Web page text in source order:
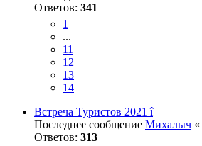
Ответов: 341
1
...
11
12
13
14
Встреча Туристов 2021 î
Последнее сообщение Михалыч «
Ответов: 313